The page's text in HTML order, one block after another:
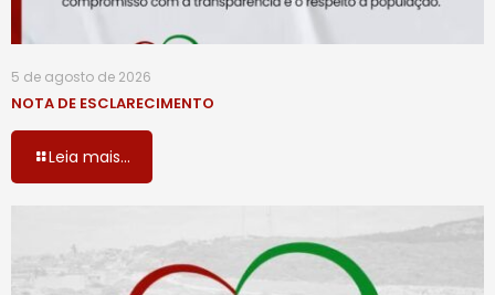
5 de agosto de 2026
NOTA DE ESCLARECIMENTO
Leia mais...